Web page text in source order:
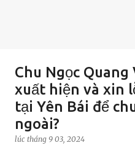
Chu Ngọc
xuất hiện và xin
tại Yên Bái để
ngoài?
lúc tháng 9 03, 2024